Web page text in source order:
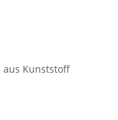
Kunststoff